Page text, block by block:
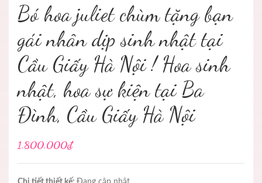
Bó hoa juliet chùm tặng bạn
gái nhân dịp sinh nhật tại
Cầu Giấy Hà Nội ! Hoa sinh
nhật, hoa sự kiện tại Ba
Đình, Cầu Giấy Hà Nội
1.800.000₫